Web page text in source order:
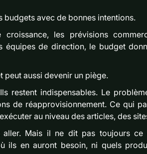
budgets avec de bonnes intentions.
les prévisions
équipes de direction, le budget
peut aussi devenir un piège.
restent indispensables. Le
de réapprovisionnement. Ce qui
au niveau des articles, des
aller. Mais il ne dit pas toujours
ils en auront besoin, ni quels